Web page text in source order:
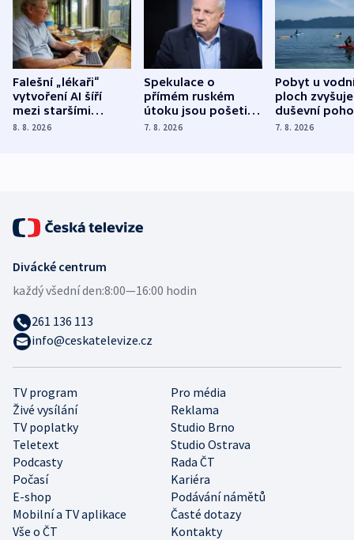
Falešní „lékaři“
vytvoření AI šíří
mezi staršími
Poláky nebezpečné
8. 8. 2026
Spekulace o
přímém ruském
útoku jsou pošetilé,
míní estonský
7. 8. 2026
Pobyt u
ploch zvyšuje
duševní
ukázala
7. 8. 2026
TV program
Pro média
Živé vysílání
Reklama
TV poplatky
Studio Brno
Teletext
Studio Ostrava
Podcasty
Rada ČT
Počasí
Kariéra
E-shop
Podávání námětů
Mobilní a TV aplikace
Časté dotazy
Vše o ČT
Kontakty
Divácké centrum
každý všední den:8:00—16:00 hodin
261 136 113
info@ceskatelevize.cz